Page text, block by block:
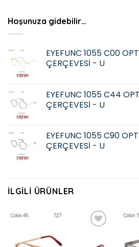
Hoşunuza gidebilir…
EYEFUNC 1055 C00
ÇERÇEVESİ - U
EYEFUNC 1055 C44
ÇERÇEVESİ - U
EYEFUNC 1055 C90
ÇERÇEVESİ - U
İLGILI ÜRÜNLER